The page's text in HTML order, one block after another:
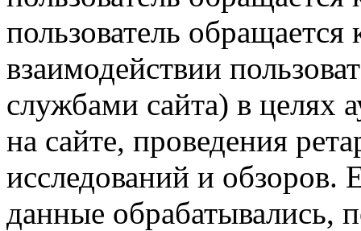
пользователь обращается
взаимодействии
службами сайта) в целях
на сайте, проведения
исследований и обзоров.
данные обрабатывались,